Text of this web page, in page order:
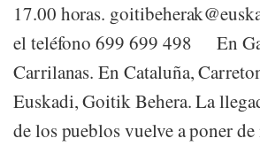
17.00 horas.
el teléfono 699 699 498 En
Carrilanas. En Cataluña,
Euskadi, Goitik Behera. La
de los pueblos vuelve a poner